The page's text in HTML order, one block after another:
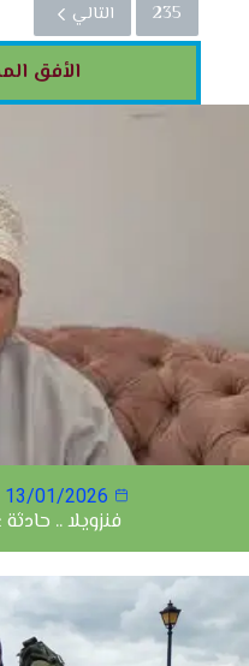
235
التالي
الأفق
13/01/2026
فنزويلا ..